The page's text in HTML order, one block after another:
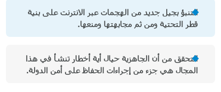
التنبؤ بجيل جديد من الهجمات عبر الانترنت على بنية
قطر التحتية ومن ثم مجابهتها ومنعها.
التحقق من أن الجاهزية حيال أية أخطار تنشأ في هذا
المجال هي جزء من إجراءات الحفاظ على أمن الدولة.